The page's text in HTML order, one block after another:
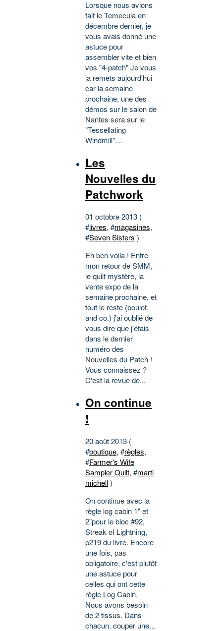
Lorsque nous avions
fait le Temecula en
décembre dernier, je
vous avais donné une
astuce pour
assembler vite et bien
vos "4-patch" Je vous
la remets aujourd'hui
car la semaine
prochaine, une des
démos sur le salon de
Nantes sera sur le
"Tessellating
Windmill"....
Les
Nouvelles du
Patchwork
01 octobre 2013 (
#livres, #magasines,
#Seven Sisters )
Eh ben voila ! Entre
mon retour de SMM,
le quilt mystère, la
vente expo de la
semaine prochaine, et
tout le reste (boulot,
and co.) j'ai oublié de
vous dire que j'étais
dans le dernier
numéro des
Nouvelles du Patch !
Vous connaissez ?
C'est la revue de...
On continue
!
20 août 2013 (
#boutique, #règles,
#Farmer's Wife
Sampler Quilt, #marti
michell)
On continue avec la
règle log cabin 1" et
2"pour le bloc #92,
Streak of Lightning,
p219 du livre. Encore
une fois, pas
obligatoire, c'est plutôt
une astuce pour
celles qui ont cette
règle Log Cabin.
Nous avons besoin
de 2 tissus. Dans
chacun, couper une...